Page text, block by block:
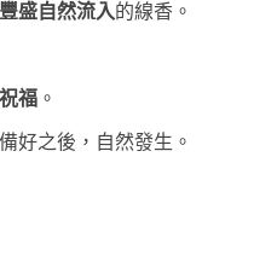
盛自然流入的線香。
福 。
好之後，自然發生。